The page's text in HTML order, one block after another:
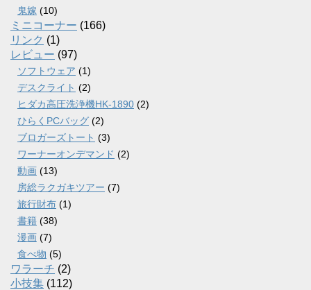
鬼嫁 (10)
ミニコーナー (166)
リンク (1)
レビュー (97)
ソフトウェア (1)
デスクライト (2)
ヒダカ高圧洗浄機HK-1890 (2)
ひらくPCバッグ (2)
ブロガーズトート (3)
ワーナーオンデマンド (2)
動画 (13)
房総ラクガキツアー (7)
旅行財布 (1)
書籍 (38)
漫画 (7)
食べ物 (5)
ワラーチ (2)
小技集 (112)